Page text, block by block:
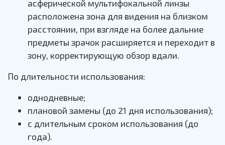
асферической мультифокальной линзы
расположена зона для видения на близком
расстоянии, при взгляде на более дальние
предметы зрачок расширяется и переходит в
зону, корректирующую обзор вдали.
По длительности использования:
однодневные;
плановой замены (до 21 дня использования);
с длительным сроком использования (до
года).